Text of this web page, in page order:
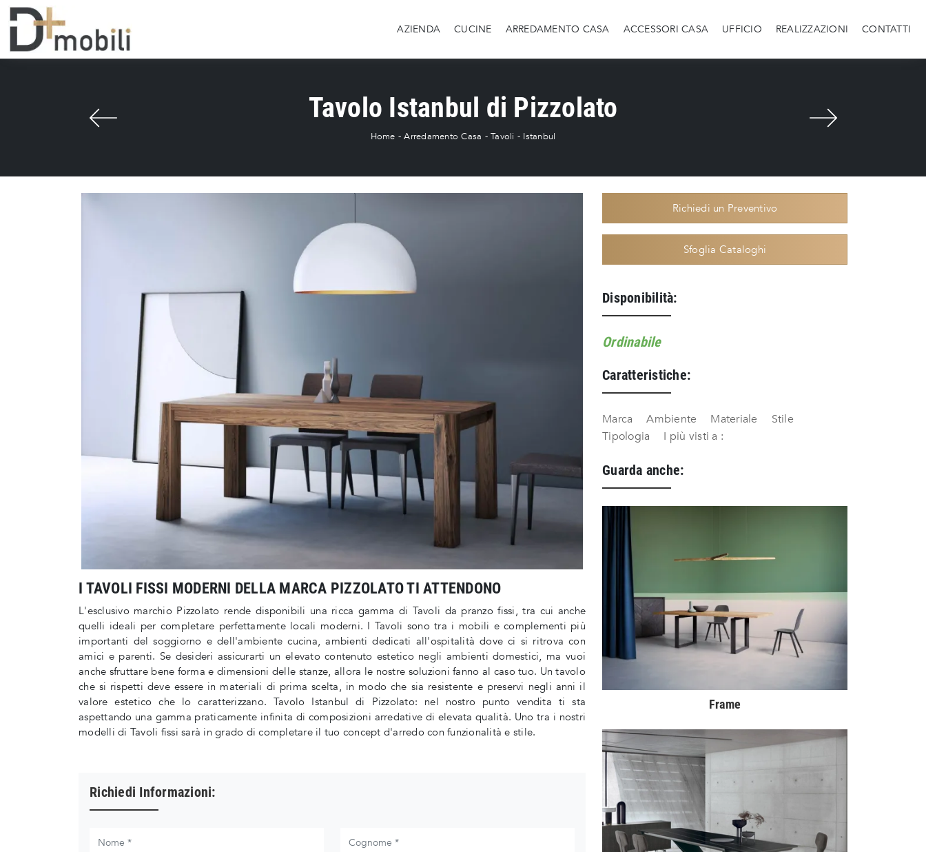
AZIENDA CUCINE ARREDAMENTO CASA ACCESSORI CASA UFFICIO REALIZZAZIONI CONTATTI
Tavolo Istanbul di Pizzolato
Home -Arredamento Casa -Tavoli - Istanbul
I TAVOLI FISSI MODERNI DELLA MARCA PIZZOLATO TI ATTENDONO
L'esclusivo marchio Pizzolato rende disponibili una ricca gamma di Tavoli da pranzo fissi, tra cui anche
quelli ideali per completare perfettamente locali moderni. I Tavoli sono tra i mobili e complementi più
importanti del soggiorno e dell'ambiente cucina, ambienti dedicati all'ospitalità dove ci si ritrova con
amici e parenti. Se desideri assicurarti un elevato contenuto estetico negli ambienti domestici, ma vuoi
anche sfruttare bene forma e dimensioni delle stanze, allora le nostre soluzioni fanno al caso tuo. Un tavolo
che si rispetti deve essere in materiali di prima scelta, in modo che sia resistente e preservi negli anni il
valore estetico che lo caratterizzano. Tavolo Istanbul di Pizzolato: nel nostro punto vendita ti sta
aspettando una gamma praticamente infinita di composizioni arredative di elevata qualità. Uno tra i nostri
modelli di Tavoli fissi sarà in grado di completare il tuo concept d'arredo con funzionalità e stile.
Richiedi Informazioni:
Richiedi un Preventivo
Sfoglia Cataloghi
Disponibilità:
Ordinabile
Caratteristiche:
Marca Ambiente Materiale
Stile
Tipologia
I più visti a :
Guarda anche:
Frame